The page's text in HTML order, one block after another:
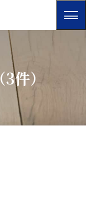
（3件）